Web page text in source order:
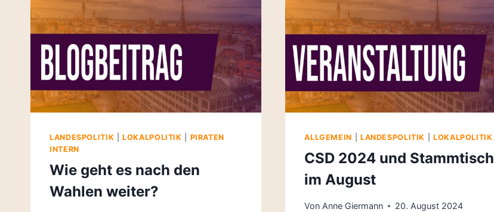
LANDESPOLITIK |LOKALPOLITIK
PIRATEN
INTERN
Wie geht es nach den
Wahlen weiter?
ALLGEMEIN LANDESPOLITIK LOKALPOLITIK
CSD 2024 und Stammtisch
im August
Von Anne Giermann 20. August 2024